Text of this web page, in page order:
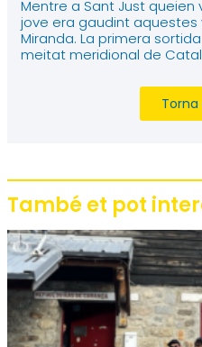
Mentre a Sant Just queien
jove era gaudint aquestes
Miranda. La primera
meitat meridional de
També et pot